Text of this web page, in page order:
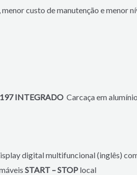
custo de manutenção e menor
INTEGRADO Carcaça em
digital multifuncional (inglês)
START – STOP local